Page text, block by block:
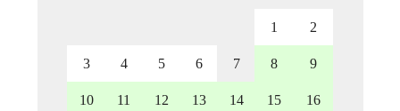
1 2
3 4 5 6 7 8 9
10 11 12 13 14 15 16